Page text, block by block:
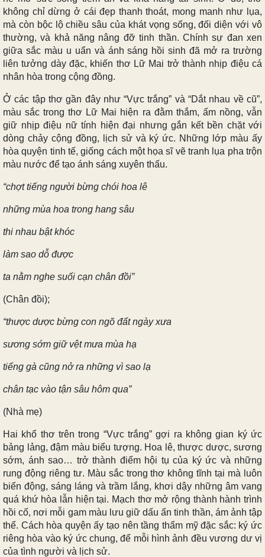
không chỉ dừng ở cái đẹp thanh thoát, mong manh như lụa,
mà còn bộc lộ chiều sâu của khát vọng sống, đối diện với vô
thường, và khả năng nâng đỡ tinh thần. Chính sự đan xen
giữa sắc màu u uẩn và ánh sáng hồi sinh đã mở ra trường
liên tưởng dày đặc, khiến thơ Lữ Mai trở thành nhịp điệu cá
nhân hòa trong cộng đồng.
Ở các tập thơ gần đây như “Vực trắng” và “Dắt nhau về cũ”,
màu sắc trong thơ Lữ Mai hiện ra đằm thắm, ấm nồng, vẫn
giữ nhịp điệu nữ tính hiện đại nhưng gắn kết bền chặt với
dòng chảy cộng đồng, lịch sử và ký ức. Những lớp màu ấy
hòa quyện tinh tế, giống cách một họa sĩ vẽ tranh lụa pha trộn
màu nước để tạo ánh sáng xuyên thấu.
“chợt tiếng người bừng chói hoa lê
những mùa hoa trong hang sâu
thi nhau bật khóc
làm sao dỗ được
ta nằm nghe suối cạn chân đồi”
(Chân đồi);
“thược dược bừng con ngõ đất ngày xưa
sương sớm giữ vệt mưa mùa hạ
tiếng gà cũng nở ra những vì sao lạ
chân tạc vào tận sâu hôm qua”
(Nhà mẹ)
Hai khổ thơ trên trong “Vực trắng” gợi ra không gian ký ức
bảng lảng, đậm màu biểu tượng. Hoa lê, thược dược, sương
sớm, ánh sao… trở thành điểm hội tụ của ký ức và những
rung động riêng tư. Màu sắc trong thơ không tĩnh tại mà luôn
biến động, sáng láng và trầm lắng, khơi dậy những âm vang
quá khứ hòa lẫn hiện tại. Mạch thơ mở rộng thành hành trình
hồi cố, nơi mỗi gam màu lưu giữ dấu ấn tinh thần, ám ảnh tập
thể. Cách hòa quyện ấy tạo nên tầng thẩm mỹ đặc sắc: ký ức
riêng hòa vào ký ức chung, để mỗi hình ảnh đều vương dư vị
của tình người và lịch sử.